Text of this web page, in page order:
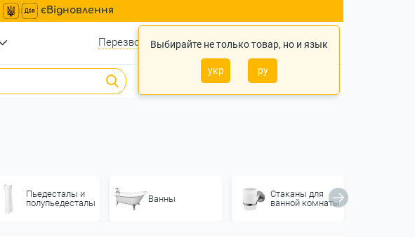
єВідновлення
Выбирайте не только товар, но и язык
укр ру
Перезвонить? Войти Укр Ру
0
Пьедесталы и
полупьедесталы
Ванны
Стаканы для
ванной комнаты